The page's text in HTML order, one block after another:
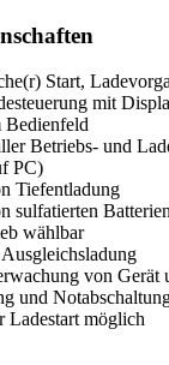
Start,
mit
Bedienfeld
Betriebs- und
PC)
Tiefentladung
sulfatierten Batterien
wählbar
von Gerät
und
Ladestart möglich